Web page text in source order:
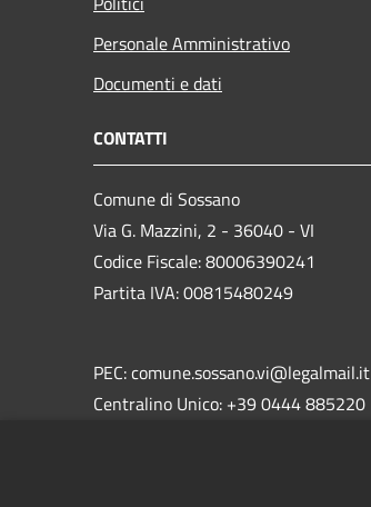
Personale Amministrativo
Documenti e dati
CONTATTI
Comune di Sossano
Via G. Mazzini, 2 - 36040 - VI
Codice Fiscale: 80006390241
Partita IVA: 00815480249
PEC: comune.sossano.vi@legalmail.it
Centralino Unico: +39 0444 885220